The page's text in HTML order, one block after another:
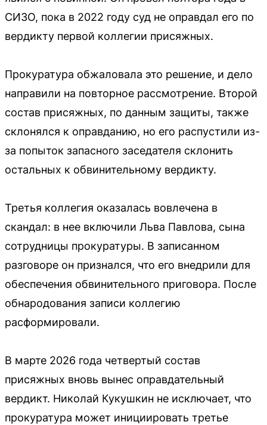
СИЗО, пока в 2022 году суд не оправдал его по
вердикту первой коллегии присяжных.
Прокуратура обжаловала это решение, и дело
направили на повторное рассмотрение. Второй
состав присяжных, по данным защиты, также
склонялся к оправданию, но его распустили из-
за попыток запасного заседателя склонить
остальных к обвинительному вердикту.
Третья коллегия оказалась вовлечена в
скандал: в нее включили Льва Павлова, сына
сотрудницы прокуратуры. В записанном
разговоре он признался, что его внедрили для
обеспечения обвинительного приговора. После
обнародования записи коллегию
расформировали.
В марте 2026 года четвертый состав
присяжных вновь вынес оправдательный
вердикт. Николай Кукушкин не исключает, что
прокуратура может инициировать третье